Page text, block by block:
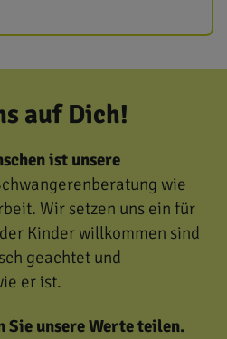
auf Dich!
ist unsere
wie
Wir setzen uns ein für
Kinder willkommen sind
geachtet und
er ist.
Sie unsere Werte teilen.